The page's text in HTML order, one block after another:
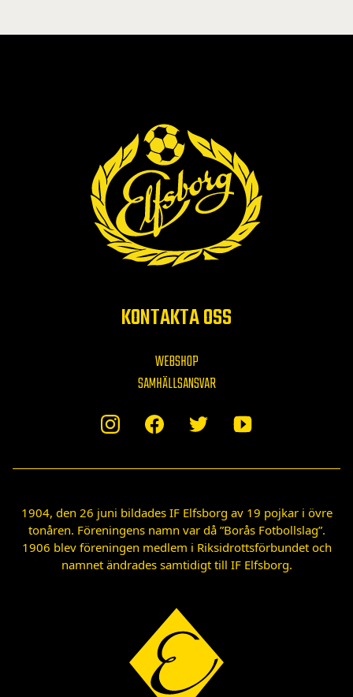
KONTAKTA OSS
WEBSHOP
SAMHÄLLSANSVAR
1904, den 26 juni bildades IF Elfsborg av 19 pojkar i övre
tonåren. Föreningens namn var då ”Borås Fotbollslag”.
1906 blev föreningen medlem i Riksidrottsförbundet och
namnet ändrades samtidigt till IF Elfsborg.